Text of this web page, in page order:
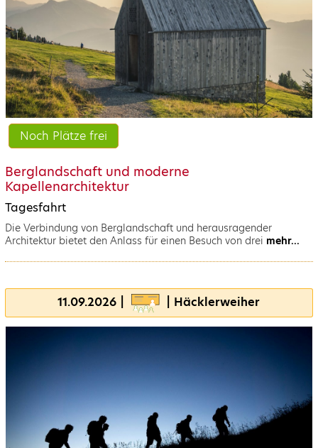
Noch Plätze frei
Berglandschaft und moderne
Kapellenarchitektur
Tagesfahrt
Die Verbindung von Berglandschaft und herausragender
Architektur bietet den Anlass für einen Besuch von drei mehr...
11.09.2026 | | Häcklerweiher